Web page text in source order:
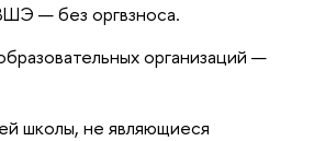
— без оргвзноса.
организаций —
школы, не являющиеся